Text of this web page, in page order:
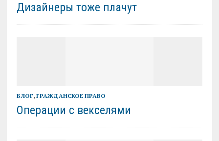
Дизайнеры тоже плачут
БЛОГ, ГРАЖДАНСКОЕ ПРАВО
Операции с векселями